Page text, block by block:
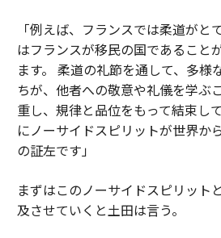
「例えば、フランスでは柔道がと
はフランスが移民の国であること
ます。 柔道の礼節を通して、多様
ちが、他者への敬意や礼儀を学ぶ
重し、規律と品位をもって結束し
にノーサイドスピリットが世界か
の証左です」
まずはこのノーサイドスピリット
及させていくと土田は言う。